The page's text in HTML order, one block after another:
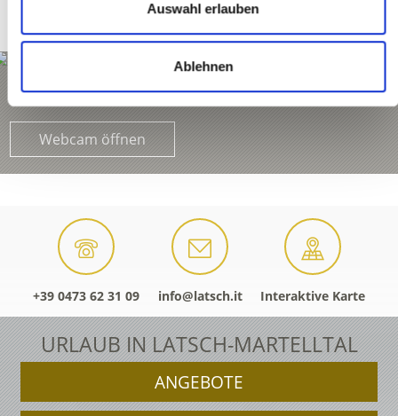
Auswahl erlauben
Ablehnen
St. Martin im Kofel
Webcam öffnen
+39 0473 62 31 09 info@latsch.it Interaktive Karte
URLAUB IN LATSCH-MARTELLTAL
ANGEBOTE